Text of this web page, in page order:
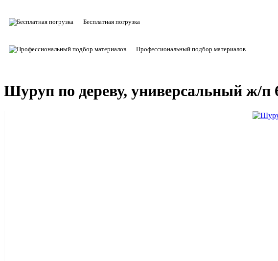
Бесплатная погрузка
Профессиональный подбор материалов
Шуруп по дереву, универсальный ж/п